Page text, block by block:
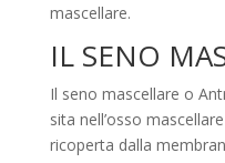
mascellare.
IL SENO
Il seno mascellare o
sita nell’osso
ricoperta dalla